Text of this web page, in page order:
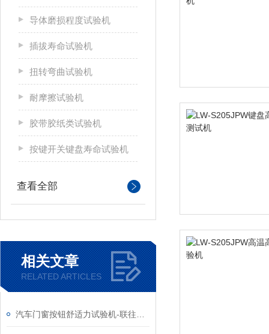
导体磨损程度试验机
插拔寿命试验机
扭转弯曲试验机
耐摩擦试验机
胶带胶纸类试验机
按键开关键盘寿命试验机
查看全部
相关文章
RELATED ARTICLES